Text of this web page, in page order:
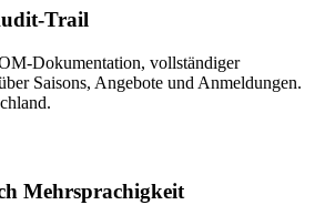
Trail
Dokumentation, vollständiger
Saisons, Angebote und Anmeldungen.
Mehrsprachigkeit